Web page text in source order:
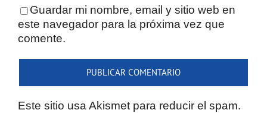
Guardar mi nombre, email y sitio web en
este navegador para la próxima vez que
comente.
Este sitio usa Akismet para reducir el spam.